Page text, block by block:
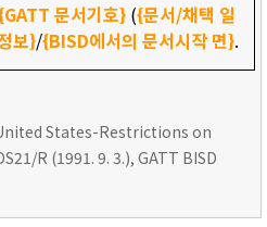
문서기호}({문서/채택 일
보}/{BISD에서의 문서시작 면}.
States-Restrictions on
R (1991. 9. 3.), GATT BISD